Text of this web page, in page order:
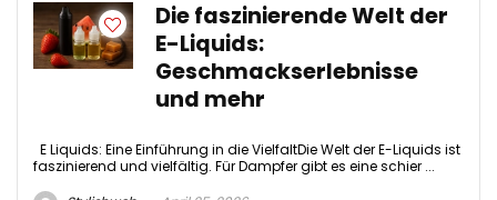
Die faszinierende Welt der
E-Liquids:
Geschmackserlebnisse
und mehr
E Liquids: Eine Einführung in die VielfaltDie Welt der E-Liquids ist
faszinierend und vielfältig. Für Dampfer gibt es eine schier ...